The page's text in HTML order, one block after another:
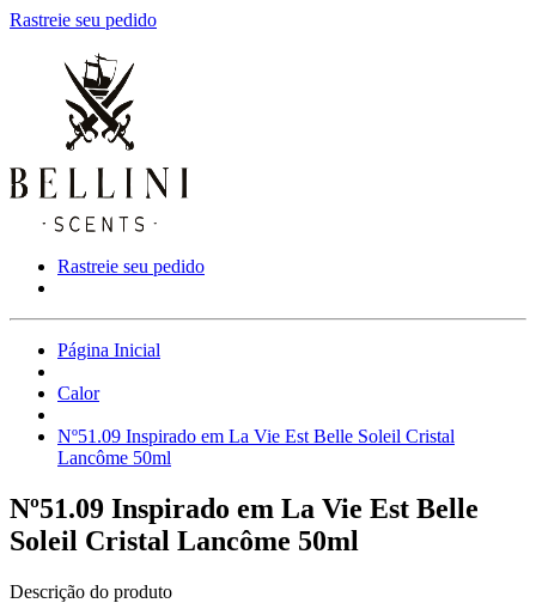
Rastreie seu pedido
Rastreie seu pedido
Página Inicial
Calor
Nº51.09 Inspirado em La Vie Est Belle Soleil Cristal
Lancôme 50ml
Nº51.09 Inspirado em La Vie Est Belle
Soleil Cristal Lancôme 50ml
Descrição do produto